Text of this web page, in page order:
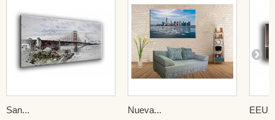
San... Nueva...